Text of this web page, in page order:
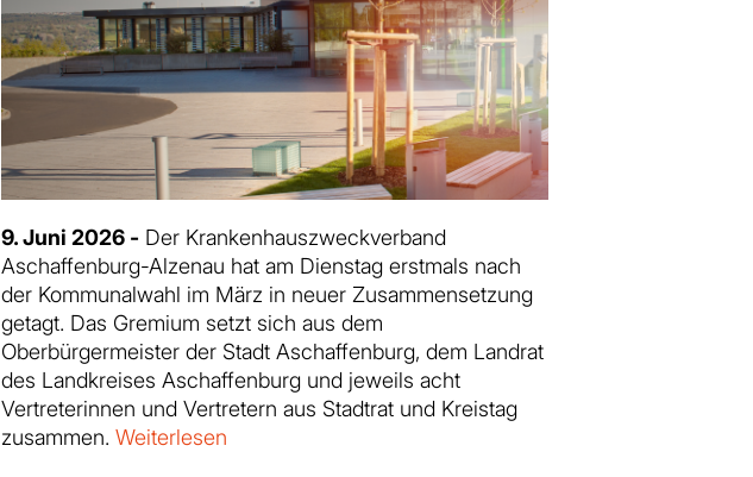
9. Juni 2026 - Der Krankenhauszweckverband
Aschaffenburg-Alzenau hat am Dienstag erstmals nach
der Kommunalwahl im März in neuer Zusammensetzung
getagt. Das Gremium setzt sich aus dem
Oberbürgermeister der Stadt Aschaffenburg, dem Landrat
des Landkreises Aschaffenburg und jeweils acht
Vertreterinnen und Vertretern aus Stadtrat und Kreistag
zusammen. Weiterlesen